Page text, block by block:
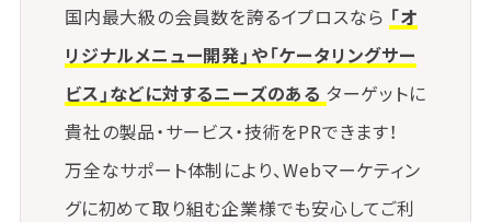
国内最大級の会員数を誇るイプロスなら 「オ
リジナルメニュー開発」や「ケータリングサー
ビス」などに対するニーズのある ターゲットに
貴社の製品・サービス・技術をPRできます！
万全なサポート体制により、Webマーケティン
グに初めて取り組む企業様でも安心してご利